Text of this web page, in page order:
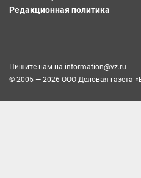
Редакционная политика
Пишите нам на information@vz.ru
© 2005 — 2026 ООО Деловая газета